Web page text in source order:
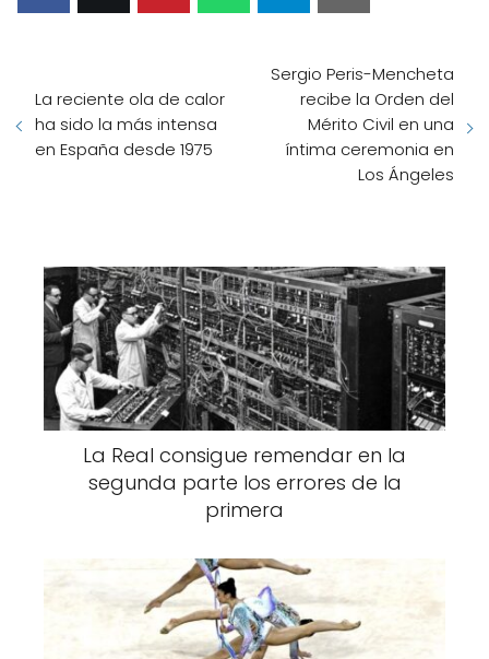
La reciente ola de calor
ha sido la más intensa
en España desde 1975
Sergio Peris-Mencheta
recibe la Orden del
Mérito Civil en una
íntima ceremonia en
Los Ángeles
La Real consigue remendar en la
segunda parte los errores de la
primera